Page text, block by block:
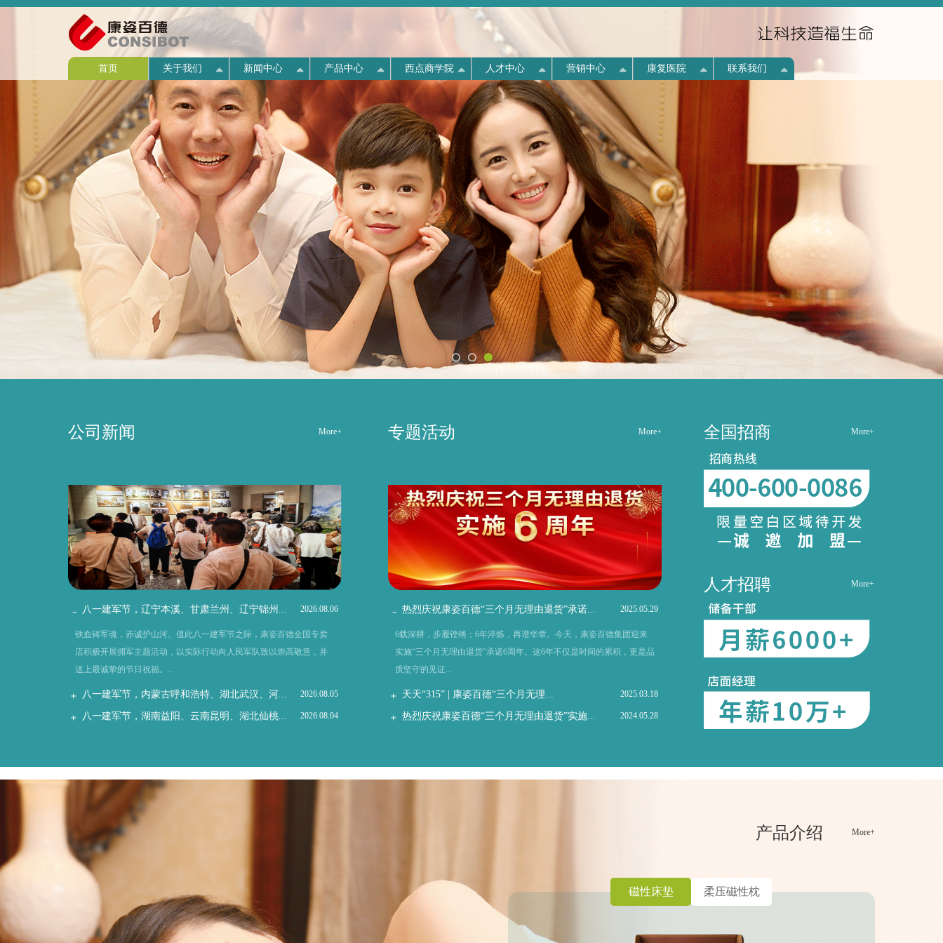
首页 关于我们
关于我们
企业介绍 战略规划
企业文化 组织机构
资质荣誉 董事长介绍
发展历程 专利证书
康姿百德专注于对生命健康的永恒需求，以创新的
技术为核心，以卓越人才培养为后盾，致力于让人
们拥有舒适睡眠环境。
新闻中心
新闻中心
公司新闻 专题活动
公益活动 媒体报道
视频中心
《中国消费者报》专题报道
“创造良好营商环境 保护消费者合法
权益”座谈会
《中国消费者报》对此次座谈会进行了专题报道。
康姿百德集团董事长李银祥作为优秀企业代表，受
邀出席本次座谈会，并就“三个月无理由退货推行
四年来取得的成果”进行了交流和分享。
产品中心
产品中心
产品介绍 产品生产线
产品验证 产品价格
全憩6小时，精神一整天
康姿百德定义科学补磁载体。让人体舒适安眠，本
该如“磁”。打造1/3生命时间全贴合家居磁能空间；
西点商学院
西点商学院
西点介绍 师资力量
名师指路 图说西点
西点介绍
美国“西点军校”培养出了大量世界500强企业的高
管,甚至CEO。康姿百德公司把企业商学院定名
为“康姿百德西点商学院”，就是立意于把“西点军
校”培养领导者的理念精髓渗入到商学院的教学
中，像培养战士那样培养企业管理者。
人才中心
人才中心
人才战略 高管团队
人才发展 团队风采
人才招聘 HR宣言
招聘信息
人才战略
营销中心
营销中心
营销活动 店面展示
售后服务
“畅游北戴河·欢乐健康行”
年中盛宴华丽开启
7月6日上午8时许，康姿百德2015年市场营销管理
专题研修会在南戴河阳光国际会议中心会议厅三楼
举行。
康复医院
康复医院
企业简介 新闻动态
历史回顾 联系我们
联系我们
联系我们
联系方式 康姿百德全国分布
公司分布于安徽、北京、福建、广东、贵州 河
北、河南、黑龙江、湖南、吉林、江苏、江西、辽
宁、内蒙 、山东、山西、陕西、上海、四川、天
津、新疆、浙江等各省市。
我们只做一件事，让科技
造福生命...
公司新闻 More+
八一建军节，辽宁本溪、甘肃兰州、辽宁锦州... 2026.08.06
铁血铸军魂，赤诚护山河。值此八一建军节之际，康姿百德全国专卖
店积极开展拥军主题活动，以实际行动向人民军队致以崇高敬意，并
送上最诚挚的节日祝福。...
八一建军节，内蒙古呼和浩特、湖北武汉、河... 2026.08.05
八一建军节，湖南益阳、云南昆明、湖北仙桃... 2026.08.04
专题活动 More+
热烈庆祝康姿百德“三个月无理由退货”承诺... 2025.05.29
6载深耕，步履铿锵；6年淬炼，再谱华章。今天，康姿百德集团迎来
实施“三个月无理由退货”承诺6周年。这6年不仅是时间的累积，更是品
质坚守的见证...
天天“315” | 康姿百德“三个月无理... 2025.03.18
热烈庆祝康姿百德“三个月无理由退货”实施... 2024.05.28
全国招商 More+
人才招聘 More+
产品介绍 More+
磁性床垫 柔压磁性枕